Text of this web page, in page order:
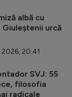
albă cu
Giuleștenii urcă
20:41
SVJ: 55
filosofia
radicale